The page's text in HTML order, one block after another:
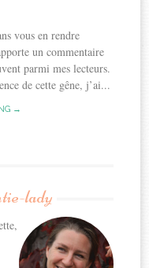
vous en rendre
un commentaire
parmi mes lecteurs.
de cette gêne, j’ai...
→
lady